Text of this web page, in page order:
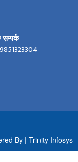
सम्पर्क
By | Trinity Infosys